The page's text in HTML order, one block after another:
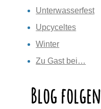
Unterwasserfest
Upcyceltes
Winter
Zu Gast bei…
Blog folgen